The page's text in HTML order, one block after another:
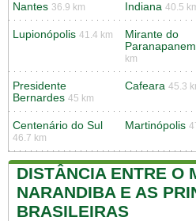
Nantes 36.9 km Indiana 40.5
Lupionópolis 41.4 km
Mirante do
km
Presidente
Bernardes 45 km
Cafeara 45.3
Centenário do Sul
46.7 km
Martinópolis
DISTÂNCIA ENTRE O
NARANDIBA E AS
BRASILEIRAS